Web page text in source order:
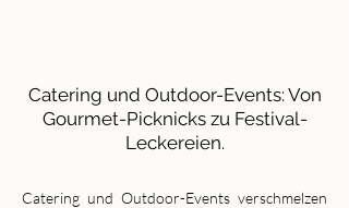
Catering und Outdoor-Events: Von
Gourmet-Picknicks zu Festival-
Leckereien.
Catering und Outdoor-Events verschmelzen